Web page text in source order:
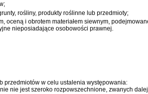
rośliny, produkty roślinne lub przedmioty;
oceną i obrotem materiałem siewnym,
nieposiadające osobowości prawnej.
przedmiotów w celu ustalenia występowania:
nie jest szeroko rozpowszechnione, zwanych dalej